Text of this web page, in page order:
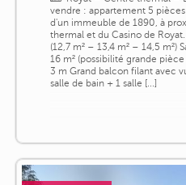
vendre : appartement 5 pièces
d'un immeuble de 1890, à
thermal et du Casino de
(12,7 m² – 13,4 m² – 14,5 m²)
16 m² (possibilité grande
3 m Grand balcon filant avec
salle de bain + 1 salle [...]